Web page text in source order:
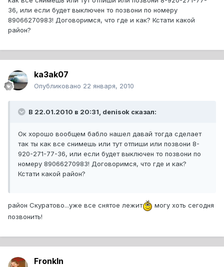
36, или если будет выключен то позвони по номеру
89066270983! Договоримся, что где и как? Кстати какой
район?
ka3ak07
Опубликовано 22 января, 2010
В 22.01.2010 в 20:31, denisok сказал:
Ок хорошо вообщем бабло нашел давай тогда сделает
так ты как все снимешь или тут отпиши или позвони 8-
920-271-77-36, или если будет выключен то позвони по
номеру 89066270983! Договоримся, что где и как?
Кстати какой район?
район Скуратово...уже все снятое лежит
могу хоть сегодня
позвонить!
FronkIn